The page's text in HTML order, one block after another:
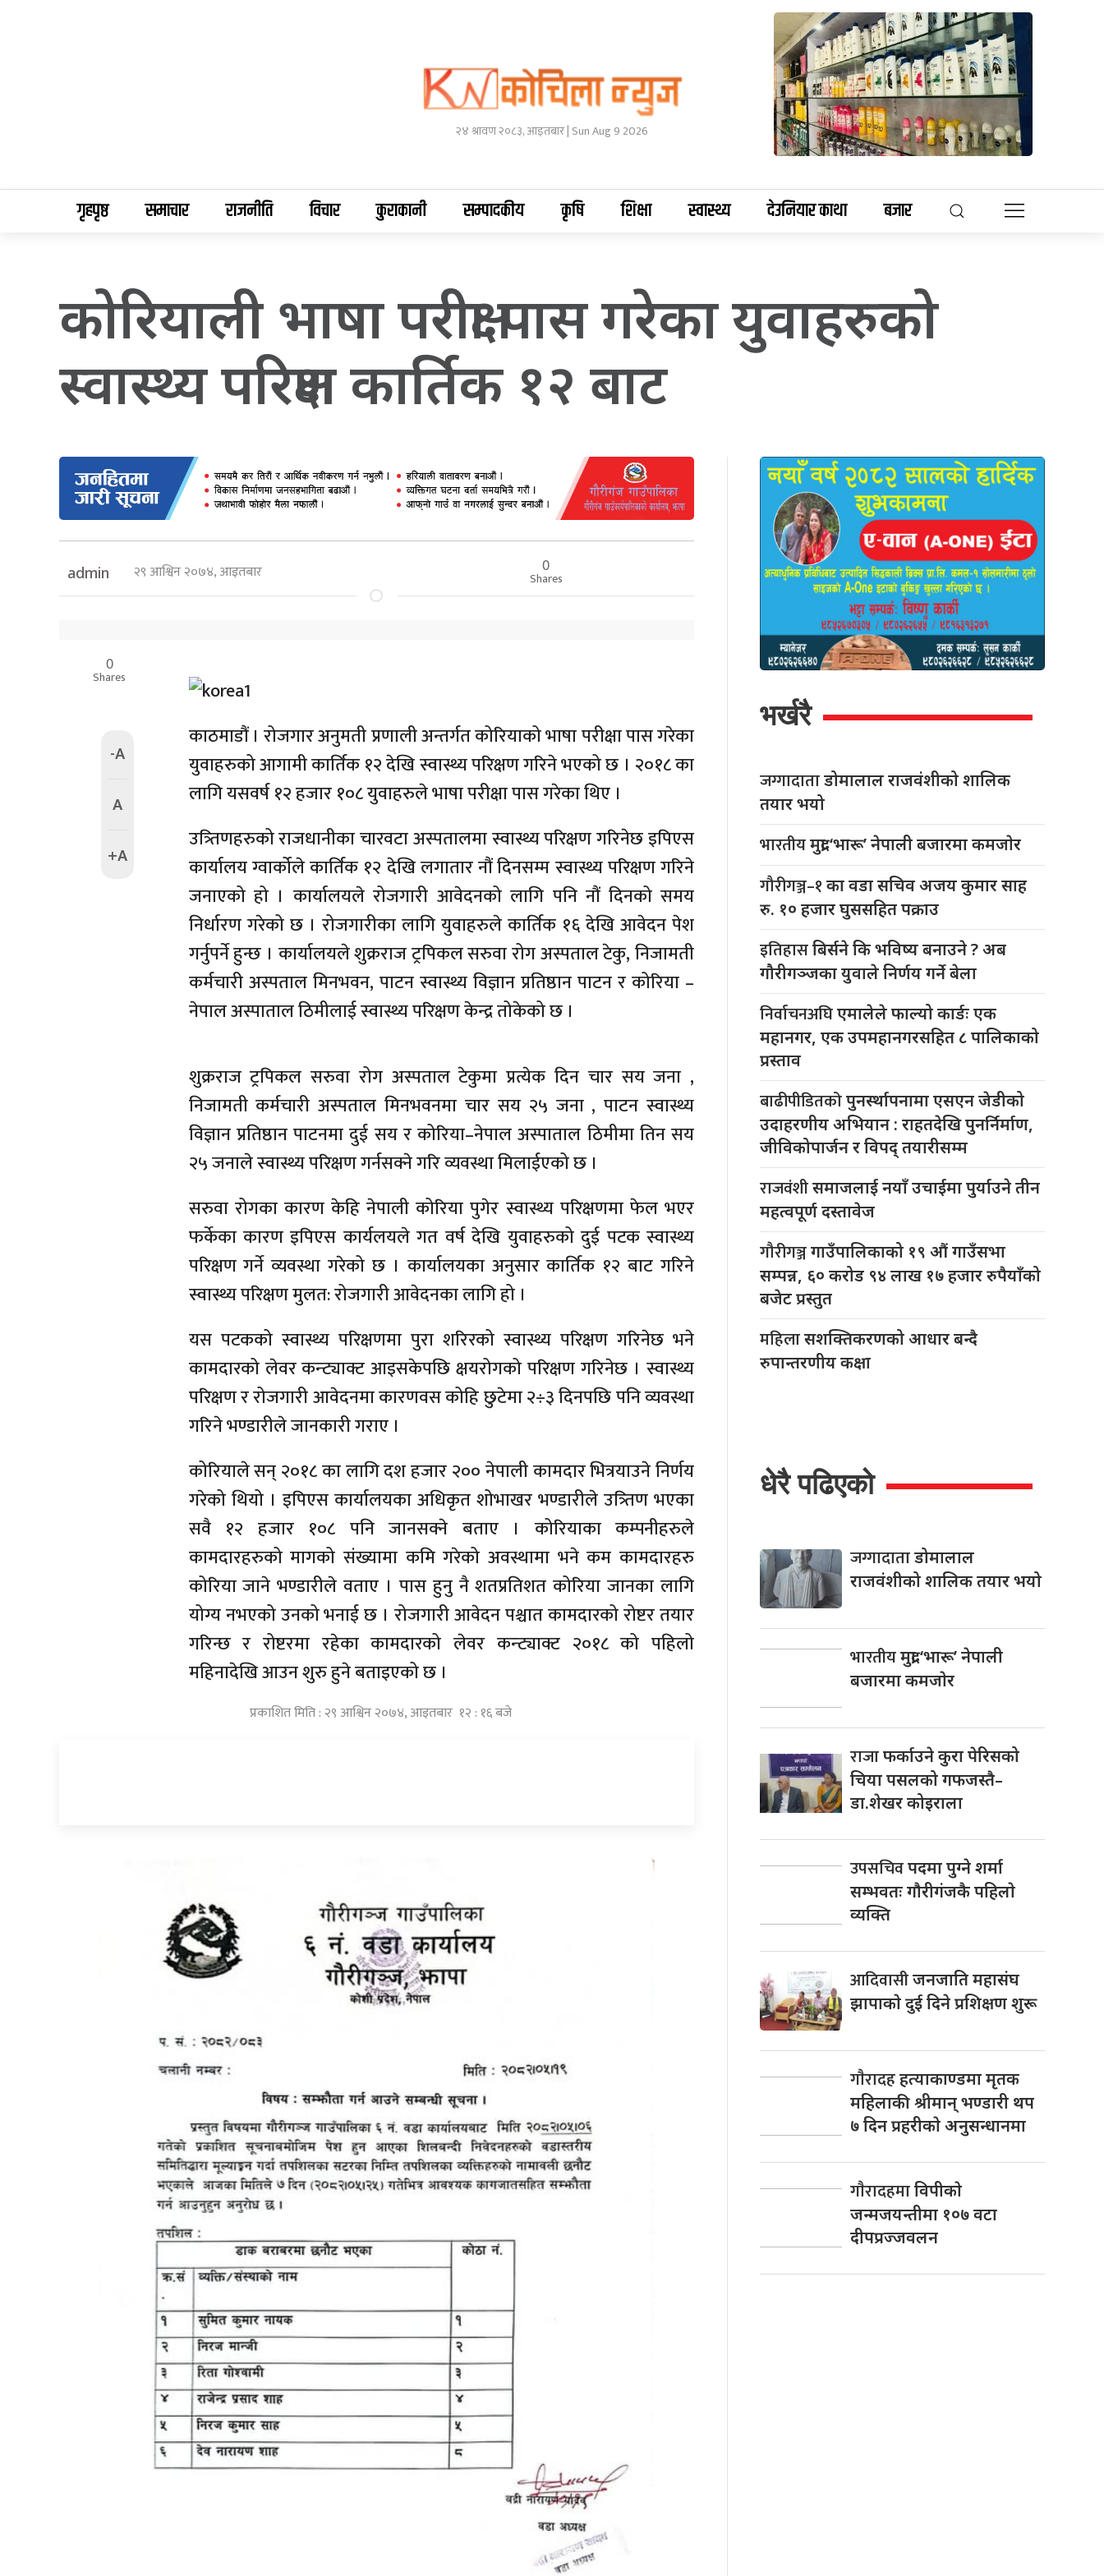
२४ श्रावण २०८३, आइतबार | Sun Aug 9 2026
गृहपृष्ठ समाचार राजनीति विचार कुराकानी सम्पादकीय कृषि शिक्षा स्वास्थ्य देउनियार काथा बजार
कोरियाली भाषा परीक्षा पास गरेका युवाहरुको
स्वास्थ्य परिक्षण कार्तिक १२ बाट
admin २९ आश्विन २०७४, आइतबार 0
Shares
0
Shares
-A
A
+A
काठमाडौं । रोजगार अनुमती प्रणाली अन्तर्गत कोरियाको भाषा परीक्षा पास गरेका
युवाहरुको आगामी कार्तिक १२ देखि स्वास्थ्य परिक्षण गरिने भएको छ । २०१८ का
लागि यसवर्ष १२ हजार १०८ युवाहरुले भाषा परीक्षा पास गरेका थिए ।
उत्र्तिणहरुको राजधानीका चारवटा अस्पतालमा स्वास्थ्य परिक्षण गरिनेछ इपिएस
कार्यालय ग्वार्कोले कार्तिक १२ देखि लगातार नौं दिनसम्म स्वास्थ्य परिक्षण गरिने
जनाएको हो । कार्यालयले रोजगारी आवेदनको लागि पनि नौं दिनको समय
निर्धारण गरेको छ । रोजगारीका लागि युवाहरुले कार्तिक १६ देखि आवेदन पेश
गर्नुपर्ने हुन्छ । कार्यालयले शुक्रराज ट्रपिकल सरुवा रोग अस्पताल टेकु, निजामती
कर्मचारी अस्पताल मिनभवन, पाटन स्वास्थ्य विज्ञान प्रतिष्ठान पाटन र कोरिया –
नेपाल अस्पाताल ठिमीलाई स्वास्थ्य परिक्षण केन्द्र तोकेको छ ।
शुक्रराज ट्रपिकल सरुवा रोग अस्पताल टेकुमा प्रत्येक दिन चार सय जना ,
निजामती कर्मचारी अस्पताल मिनभवनमा चार सय २५ जना , पाटन स्वास्थ्य
विज्ञान प्रतिष्ठान पाटनमा दुई सय र कोरिया–नेपाल अस्पाताल ठिमीमा तिन सय
२५ जनाले स्वास्थ्य परिक्षण गर्नसक्ने गरि व्यवस्था मिलाईएको छ ।
सरुवा रोगका कारण केहि नेपाली कोरिया पुगेर स्वास्थ्य परिक्षणमा फेल भएर
फर्केका कारण इपिएस कार्यलयले गत वर्ष देखि युवाहरुको दुई पटक स्वास्थ्य
परिक्षण गर्ने व्यवस्था गरेको छ । कार्यालयका अनुसार कार्तिक १२ बाट गरिने
स्वास्थ्य परिक्षण मुलत: रोजगारी आवेदनका लागि हो ।
यस पटकको स्वास्थ्य परिक्षणमा पुरा शरिरको स्वास्थ्य परिक्षण गरिनेछ भने
कामदारको लेवर कन्ट्याक्ट आइसकेपछि क्षयरोगको परिक्षण गरिनेछ । स्वास्थ्य
परिक्षण र रोजगारी आवेदनमा कारणवस कोहि छुटेमा २÷३ दिनपछि पनि व्यवस्था
गरिने भण्डारीले जानकारी गराए ।
कोरियाले सन् २०१८ का लागि दश हजार २०० नेपाली कामदार भित्रयाउने निर्णय
गरेको थियो । इपिएस कार्यालयका अधिकृत शोभाखर भण्डारीले उत्र्तिण भएका
सवै १२ हजार १०८ पनि जानसक्ने बताए । कोरियाका कम्पनीहरुले
कामदारहरुको मागको संख्यामा कमि गरेको अवस्थामा भने कम कामदारहरु
कोरिया जाने भण्डारीले वताए । पास हुनु नै शतप्रतिशत कोरिया जानका लागि
योग्य नभएको उनको भनाई छ । रोजगारी आवेदन पश्चात कामदारको रोष्टर तयार
गरिन्छ र रोष्टरमा रहेका कामदारको लेवर कन्ट्याक्ट २०१८ को पहिलो
महिनादेखि आउन शुरु हुने बताइएको छ ।
प्रकाशित मिति : २९ आश्विन २०७४, आइतबार १२ : १६ बजे
भर्खरै
जग्गादाताडोमालाल राजवंशीको शालिक
तयार भयो
भारतीयमुद्रा ‘भारू’ नेपाली बजारमा कमजाेर
गौरीगञ्ज–१का वडा सचिव अजय कुमार साह
रु. १० हजार घुससहित पक्राउ
इतिहासबिर्सने कि भविष्य बनाउने ? अब
गौरीगञ्जका युवाले निर्णय गर्ने बेला
निर्वाचनअघिएमालेले फाल्यो कार्डः एक
महानगर, एक उपमहानगरसहित ८ पालिकाको
प्रस्ताव
बाढीपीडितकोपुनर्स्थापनामा एसएन जेडीको
उदाहरणीय अभियान : राहतदेखि पुनर्निर्माण,
जीविकोपार्जन र विपद् तयारीसम्म
राजवंशीसमाजलाई नयाँ उचाईमा पुर्याउने तीन
महत्वपूर्ण दस्तावेज
गौरीगञ्जगाउँपालिकाको १९ औं गाउँसभा
सम्पन्न, ६० करोड ९४ लाख १७ हजार रुपैयाँको
बजेट प्रस्तुत
महिलासशक्तिकरणको आधार बन्दै
रुपान्तरणीय कक्षा
धेरै पढिएको
जग्गादाताडोमालाल
राजवंशीको शालिक तयार भयो
भारतीयमुद्रा ‘भारू’ नेपाली
बजारमा कमजाेर
राजाफर्काउने कुरा पेरिसको
चिया पसलको गफजस्तै–
डा.शेखर कोइराला
उपसचिवपदमा पुग्ने शर्मा
सम्भवतः गाैरीगंजकै पहिलाे
व्यक्ति
आदिवासीजनजाति महासंघ
झापाकाे दुई दिने प्रशिक्षण शुरू
गाैरादहहत्याकाण्डमा मृतक
महिलाकी श्रीमान् भण्डारी थप
७ दिन प्रहरीकाे अनुसन्धानमा
गाैरादहमाविपीकाे
जन्मजयन्तीमा १०७ वटा
दीपप्रज्जवलन